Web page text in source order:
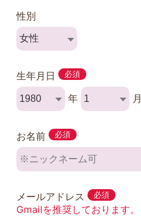
性別
生年月日 必須
年 月
お名前 必須
メールアドレス 必須
Gmailを推奨しております。